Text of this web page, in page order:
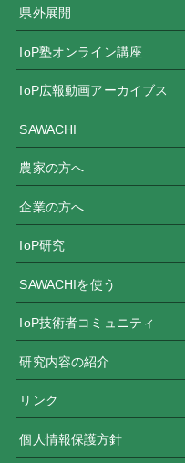
県外展開
IoP塾オンライン講座
IoP広報動画アーカイブス
SAWACHI
農家の方へ
企業の方へ
IoP研究
SAWACHIを使う
IoP技術者コミュニティ
研究内容の紹介
リンク
個人情報保護方針